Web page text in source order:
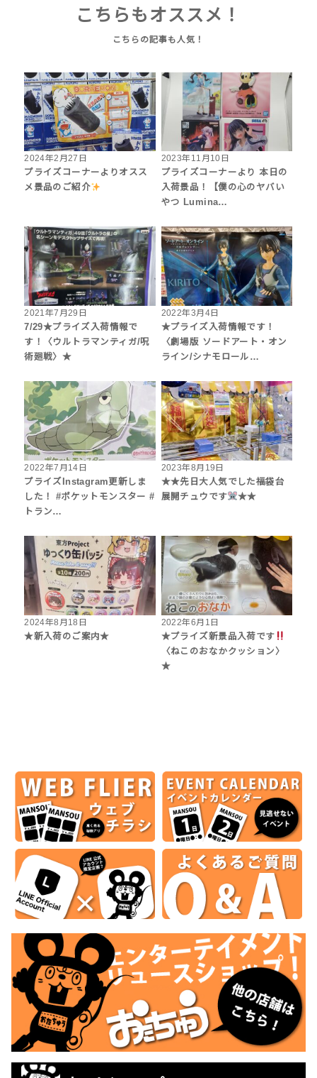
こちらもオススメ！
2024年2月27日
プライズコーナーよりオスス
メ景品のご紹介
2023年11月10日
プライズコーナーより 本日の
入荷景品！【僕の心のヤバい
やつ Lumina…
2021年7月29日
7/29★プライズ入荷情報で
す！〈ウルトラマンティガ/呪
術廻戦〉★
2022年3月4日
★プライズ入荷情報です！
〈劇場版 ソードアート・オン
ライン/シナモロール…
2022年7月14日
プライズInstagram更新しま
した！ #ポケットモンスター #
トラン…
2023年8月19日
★★先日大人気でした福袋台
展開チュウです
★★
2024年8月18日
★新入荷のご案内★
2022年6月1日
★プライズ新景品入荷です
〈ねこのおなかクッション〉
★